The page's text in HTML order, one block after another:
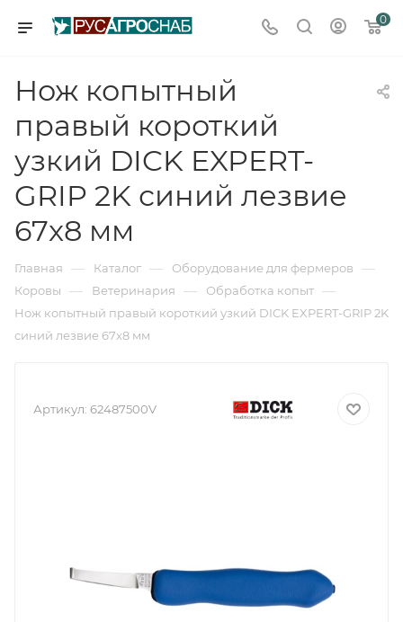
0
Нож копытный
правый короткий
узкий DICK EXPERT-
GRIP 2K синий лезвие
67x8 мм
Главная — Каталог — Оборудование для фермеров —
Коровы — Ветеринария — Обработка копыт —
Нож копытный правый короткий узкий DICK EXPERT-GRIP 2K
синий лезвие 67x8 мм
Артикул: 62487500V